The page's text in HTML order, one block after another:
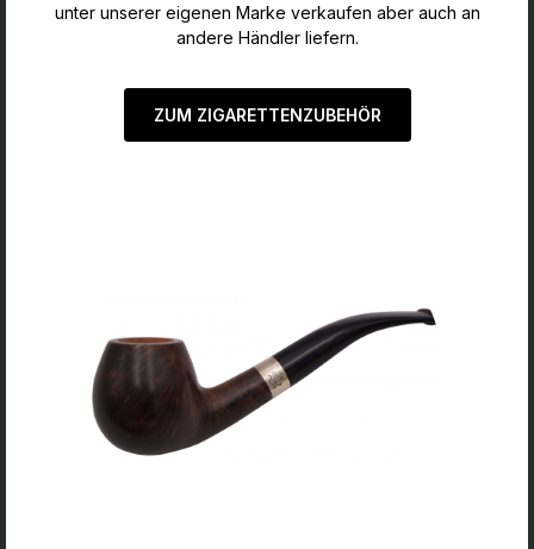
unter unserer eigenen Marke verkaufen aber auch an
andere Händler liefern.
ZUM ZIGARETTENZUBEHÖR